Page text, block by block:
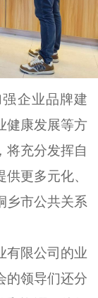
企业品牌建
健康发展等方
将充分发挥自
更多元化、
乡市公共关系
有限公司的业
的领导们还分